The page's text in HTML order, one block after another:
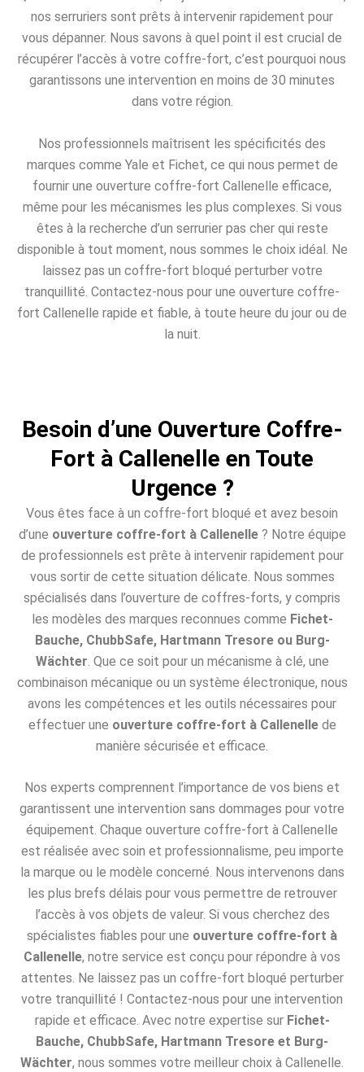
nos serruriers sont prêts à intervenir rapidement pour
vous dépanner. Nous savons à quel point il est crucial de
récupérer l’accès à votre coffre-fort, c’est pourquoi nous
garantissons une intervention en moins de 30 minutes
dans votre région.
Nos professionnels maîtrisent les spécificités des
marques comme Yale et Fichet, ce qui nous permet de
fournir une ouverture coffre-fort Callenelle efficace,
même pour les mécanismes les plus complexes. Si vous
êtes à la recherche d’un serrurier pas cher qui reste
disponible à tout moment, nous sommes le choix idéal. Ne
laissez pas un coffre-fort bloqué perturber votre
tranquillité. Contactez-nous pour une ouverture coffre-
fort Callenelle rapide et fiable, à toute heure du jour ou de
la nuit.
Besoin d’une Ouverture Coffre-
Fort à Callenelle en Toute
Urgence ?
Vous êtes face à un coffre-fort bloqué et avez besoin
d’une ouverture coffre-fort à Callenelle? Notre équipe
de professionnels est prête à intervenir rapidement pour
vous sortir de cette situation délicate. Nous sommes
spécialisés dans l’ouverture de coffres-forts, y compris
les modèles des marques reconnues comme Fichet-
Bauche, ChubbSafe, Hartmann Tresore ou Burg-
Wächter . Que ce soit pour un mécanisme à clé, une
combinaison mécanique ou un système électronique, nous
avons les compétences et les outils nécessaires pour
effectuer une ouverture coffre-fort à Callenellede
manière sécurisée et efficace.
Nos experts comprennent l’importance de vos biens et
garantissent une intervention sans dommages pour votre
équipement. Chaque ouverture coffre-fort à Callenelle
est réalisée avec soin et professionnalisme, peu importe
la marque ou le modèle concerné. Nous intervenons dans
les plus brefs délais pour vous permettre de retrouver
l’accès à vos objets de valeur. Si vous cherchez des
spécialistes fiables pour une ouverture coffre-fort à
Callenelle, notre service est conçu pour répondre à vos
attentes. Ne laissez pas un coffre-fort bloqué perturber
votre tranquillité ! Contactez-nous pour une intervention
rapide et efficace. Avec notre expertise sur Fichet-
Bauche, ChubbSafe, Hartmann Tresore et Burg-
Wächter, nous sommes votre meilleur choix à Callenelle.